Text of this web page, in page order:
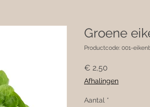
Groene
Productcode: 001-
€ 2,50
Afhalingen
Aantal *